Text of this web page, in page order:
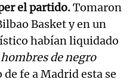
el partido.Tomaron
Basket y en un
habían liquidado
hombres de negro
fe a Madrid esta se